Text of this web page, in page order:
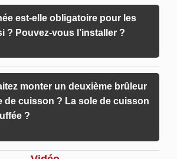
est-elle obligatoire pour les
? Pouvez-vous l’installer ?
monter un deuxième brûleur
de cuisson ? La sole de cuisson
?